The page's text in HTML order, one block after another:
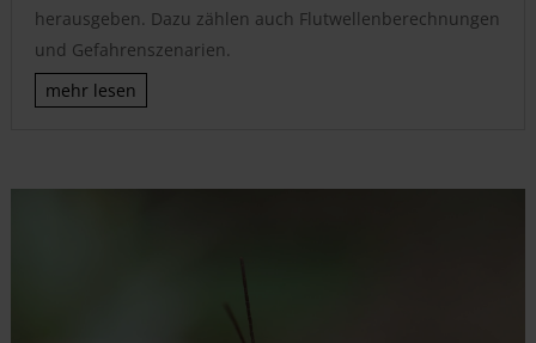
herausgeben. Dazu zählen auch Flutwellenberechnungen
und Gefahrenszenarien.
mehr lesen